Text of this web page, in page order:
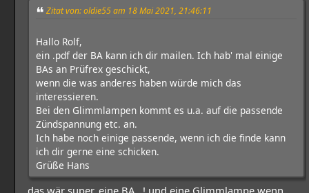
Zitat von: oldie55 am 18 Mai 2021, 21:46:11
Hallo Rolf,
ein .pdf der BA kann ich dir mailen. Ich hab' mal einige
BAs an Prüfrex geschickt,
wenn die was anderes haben würde mich das
interessieren.
Bei den Glimmlampen kommt es u.a. auf die passende
Zündspannung etc. an.
Ich habe noch einige passende, wenn ich die finde kann
ich dir gerne eine schicken.
Grüße Hans
das wär super, eine BA...! und eine Glimmlampe wenn